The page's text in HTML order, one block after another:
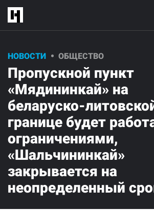
НОВОСТИ ОБЩЕСТВО
Пропускной пункт
«Мядининкай» на
беларуско-
границе будет
ограничениями,
«Шальчининкай»
закрывается на
неопределенный